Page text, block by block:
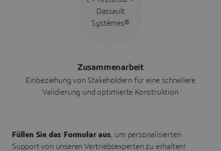
Zusammenarbeit
Einbeziehung von Stakeholdern für eine schnellere
Validierung und optimierte Konstruktion
Füllen Sie das Formular aus, um personalisierten
Support von unseren Vertriebsexperten zu erhalten!